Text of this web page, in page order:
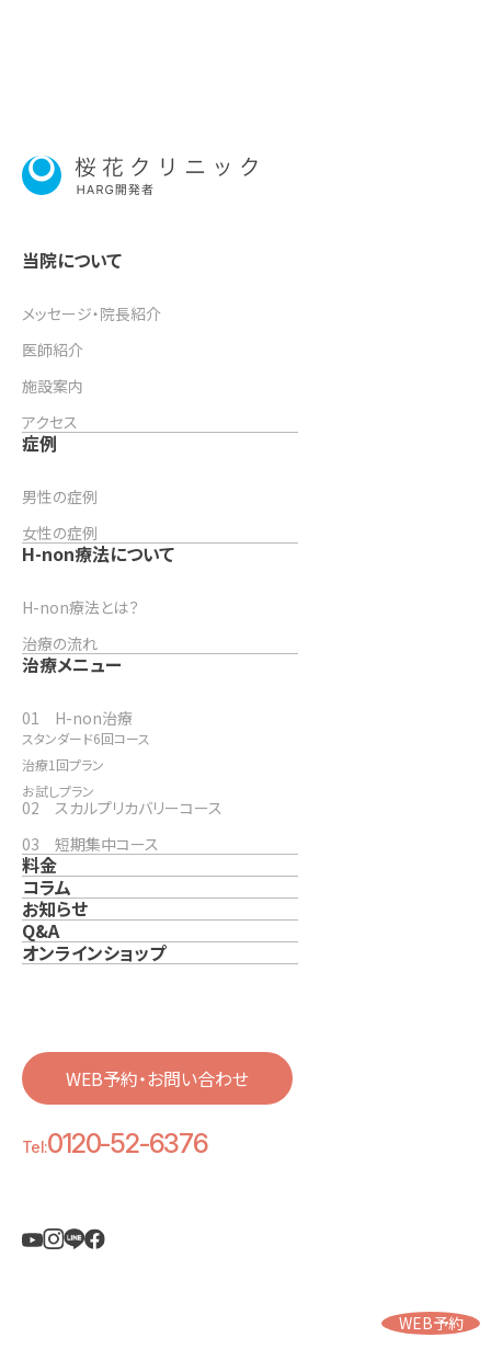
当院について
メッセージ・院長紹介
医師紹介
施設案内
アクセス
症例
男性の症例
女性の症例
H-non療法について
H-non療法とは？
治療の流れ
治療メニュー
01 H-non治療
スタンダード6回コース
治療1回プラン
お試しプラン
02 スカルプリカバリーコース
03 短期集中コース
料金
コラム
お知らせ
Q&A
オンラインショップ
WEB予約・お問い合わせ
Tel:0120-52-6376
WEB予約